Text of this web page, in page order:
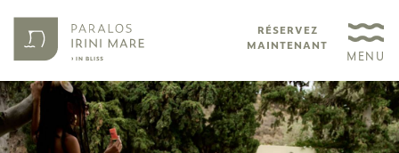
RÉSERVEZ
MAINTENANT
MENU